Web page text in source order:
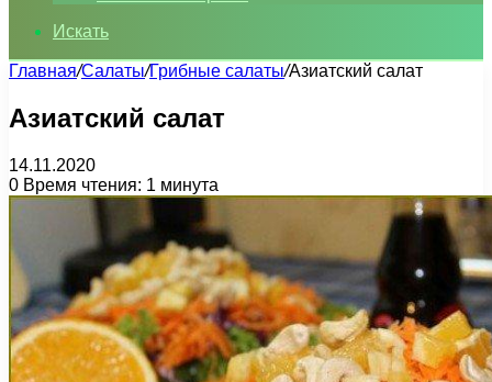
Искать
Главная/Салаты/Грибные салаты/Азиатский салат
Азиатский салат
14.11.2020
0 Время чтения: 1 минута